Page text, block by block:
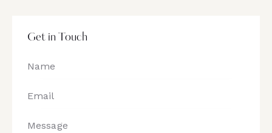
Get in Touch